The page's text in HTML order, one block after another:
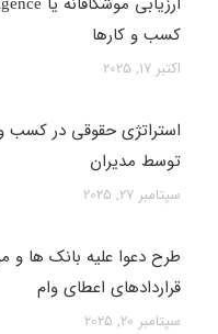
کسب و کارها
اکتبر 17, 2025
استراتژی حقوقی در کسب
توسط مدیران
سپتامبر 27, 2025
طرح دعوا علیه بانک ها و
قراردادهای اعطای وام
سپتامبر 20, 2025